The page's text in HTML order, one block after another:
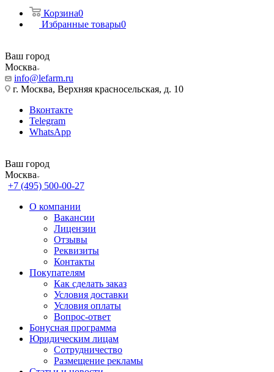
Корзина0
Избранные товары0
Ваш город
Москва
info@lefarm.ru
г. Москва, Верхняя красносельская, д. 10
Вконтакте
Telegram
WhatsApp
Ваш город
Москва
+7 (495) 500-00-27
О компании
Вакансии
Лицензии
Отзывы
Реквизиты
Контакты
Покупателям
Как сделать заказ
Условия доставки
Условия оплаты
Вопрос-ответ
Бонусная программа
Юридическим лицам
Сотрудничество
Размещение рекламы